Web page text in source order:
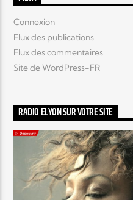
Connexion
Flux des publications
Flux des commentaires
Site de WordPress-FR
RADIO ELYON SUR VOTRE SITE